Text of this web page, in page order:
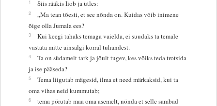
1 Siis rääkis Iiob ja ütles:
2
„Ma tean tõesti, et see nõnda on. Kuidas võib inimene
õige olla Jumala ees?
3
Kui keegi tahaks temaga vaielda, ei suudaks ta temale
vastata mitte ainsalgi korral tuhandest.
4
Ta on südamelt tark ja jõult tugev, kes võiks teda trotsida
ja ise pääseda?
5
Tema liigutab mägesid, ilma et need märkaksid, kui ta
oma vihas neid kummutab;
6
tema põrutab maa oma asemelt, nõnda et selle sambad